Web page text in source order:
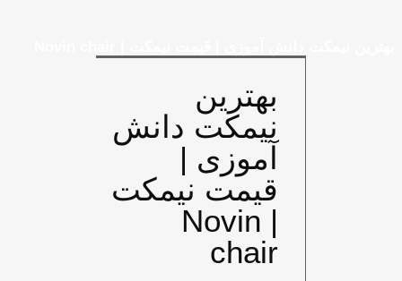
بهترین
نیمکت دانش
آموزی |
قیمت نیمکت
| Novin
chair